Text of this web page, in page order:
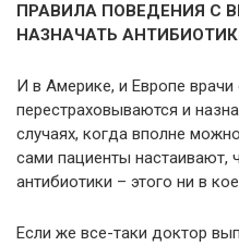
ПРАВИЛА ПОВЕДЕНИЯ С
НАЗНАЧАТЬ
И в Америке, и Европе врачи
перестраховываются и
случаях, когда вполне
сами пациенты настаивают,
антибиотики – этого ни в
Если же все-таки доктор